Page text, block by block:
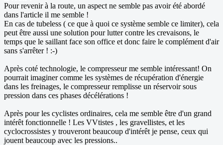
Pour revenir à la route, un aspect ne semble pas avoir été abordé
dans l'article il me semble !
En cas de tubeless ( ce que à quoi ce système semble ce limiter), cela
peut être aussi une solution pour lutter contre les crevaisons, le
temps que le saillant face son office et donc faire le complément d'air
sans s'arrêter ! :-)
Après coté technologie, le compresseur me semble intéressant! On
pourrait imaginer comme les systèmes de récupération d'énergie
dans les freinages, le compresseur remplisse un réservoir sous
pression dans ces phases décélérations !
Après pour les cyclistes ordinaires, cela me semble être d'un grand
intérêt fonctionnelle ! Les VVtistes , les gravellistes, et les
cyclocrossistes y trouveront beaucoup d'intérêt je pense, ceux qui
jouent beaucoup avec les pressions..